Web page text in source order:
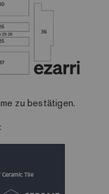
zu bestätigen.